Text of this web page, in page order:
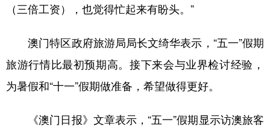
（三倍工资），也觉得忙起来有盼头。”
澳门特区政府旅游局局长文绮华表示，“五一”假期
旅游行情比最初预期高。接下来会与业界检讨经验，
为暑假和“十一”假期做准备，希望做得更好。
《澳门日报》文章表示，“五一”假期显示访澳旅客